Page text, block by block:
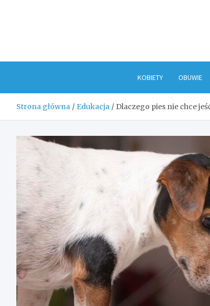
KOBIETY OBUWIE
Strona główna Edukacja Dlaczego pies nie chce